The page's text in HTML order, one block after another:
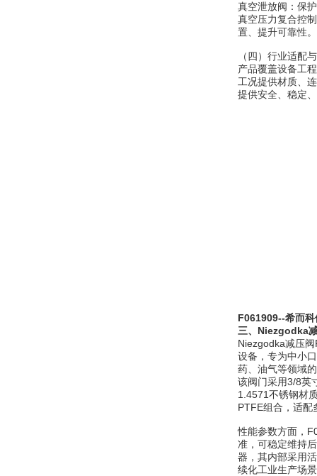
真空泄放阀：保
真空压力复合控
置、提升可靠性。
（四）行业适配
产品覆盖设备工
工况提供材质、
提供安全、稳定
F061909--希而
三、Niezgodka
Niezgodka减压
设备，专为中小
药、油气等领域
该阀门采用3/8英
1.4571不锈钢材
PTFE组合，适
性能参数方面，
准，可稳定维持
器，其内部采用
续化工业生产场